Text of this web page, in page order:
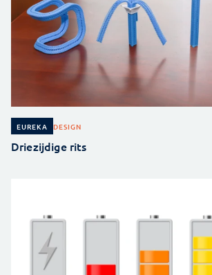
EUREKA DESIGN
Driezijdige rits